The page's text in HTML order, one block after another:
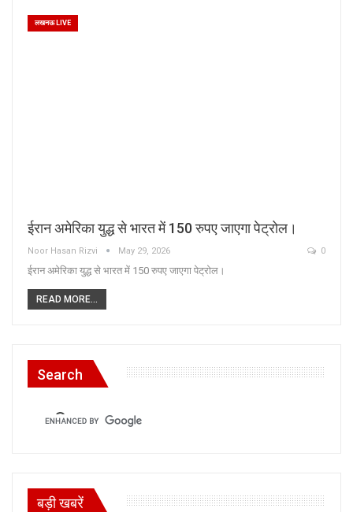
लखनऊ LIVE
ईरान अमेरिका युद्ध से भारत में 150 रुपए जाएगा पेट्रोल।
Noor Hasan Rizvi May 29, 2026 0
ईरान अमेरिका युद्ध से भारत में 150 रुपए जाएगा पेट्रोल।
READ MORE...
Search
बड़ी खबरें